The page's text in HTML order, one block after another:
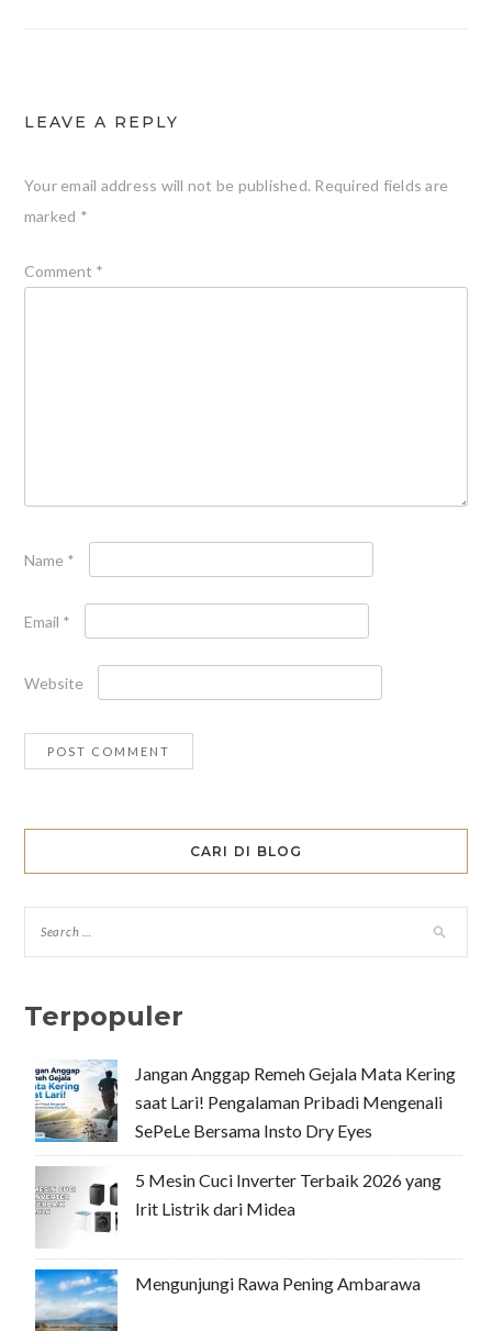
LEAVE A REPLY
Your email address will not be published. Required fields are
marked *
Comment *
Name *
Email *
Website
CARI DI BLOG
Terpopuler
Jangan Anggap Remeh Gejala Mata Kering
saat Lari! Pengalaman Pribadi Mengenali
SePeLe Bersama Insto Dry Eyes
5 Mesin Cuci Inverter Terbaik 2026 yang
Irit Listrik dari Midea
Mengunjungi Rawa Pening Ambarawa